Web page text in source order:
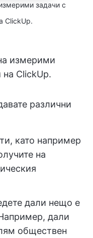
задачи с
ClickUp.
измерими
на ClickUp.
различни
като например
на
дали нещо е
дали
обществен